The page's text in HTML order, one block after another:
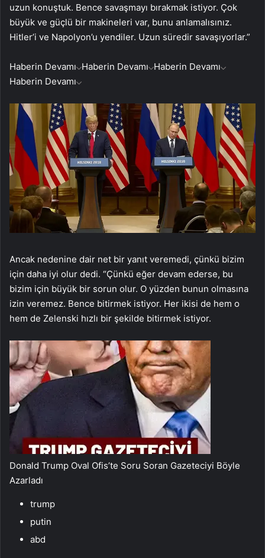
uzun konuştuk. Bence savaşmayı bırakmak istiyor. Çok
büyük ve güçlü bir makineleri var, bunu anlamalısınız.
Hitler’i ve Napolyon’u yendiler. Uzun süredir savaşıyorlar.”
Haberin Devamı Haberin Devamı Haberin Devamı
Haberin Devamı
Ancak nedenine dair net bir yanıt veremedi, çünkü bizim
için daha iyi olur dedi. “Çünkü eğer devam ederse, bu
bizim için büyük bir sorun olur. O yüzden bunun olmasına
izin veremez. Bence bitirmek istiyor. Her ikisi de hem o
hem de Zelenski hızlı bir şekilde bitirmek istiyor.
Donald Trump Oval Ofis’te Soru Soran Gazeteciyi Böyle
Azarladı
trump
putin
abd